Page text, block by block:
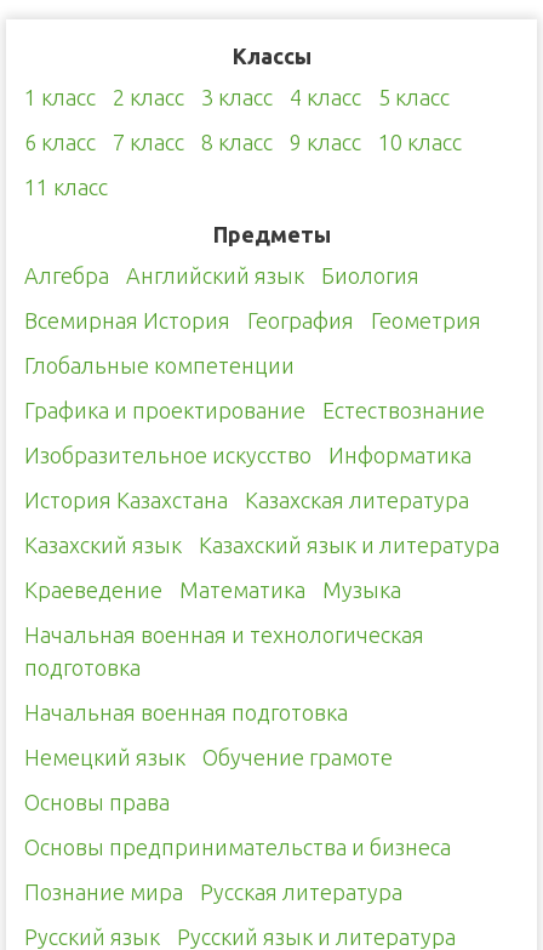
Классы
1 класс
2 класс 3 класс 4 класс
5 класс
6 класс
7 класс 8 класс 9 класс
10 класс
11 класс
Предметы
Алгебра
Английский язык
Биология
Всемирная История
География
Геометрия
Глобальные компетенции
Графика и проектирование
Естествознание
Изобразительное искусство
Информатика
История Казахстана
Казахская литература
Казахский язык
Казахский язык и литература
Краеведение
Математика
Музыка
Начальная военная и технологическая
подготовка
Начальная военная подготовка
Немецкий язык
Обучение грамоте
Основы права
Основы предпринимательства и бизнеса
Познание мира
Русская литература
Русский язык
Русский язык и литература